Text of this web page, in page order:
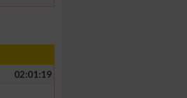
02:01:19